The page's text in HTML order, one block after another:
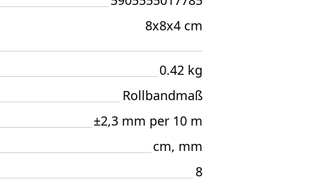
8x8x4 cm
0.42 kg
Rollbandmaß
±2,3 mm per 10 m
cm, mm
8